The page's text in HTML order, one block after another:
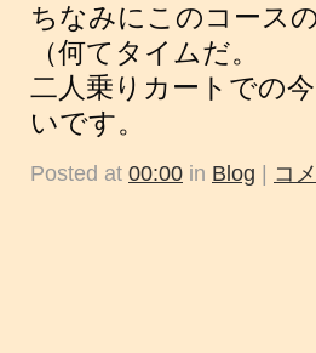
ちなみにこのコース
（何てタイムだ。
二人乗りカートでの
いです。
Posted at 00:00 in Blog コ